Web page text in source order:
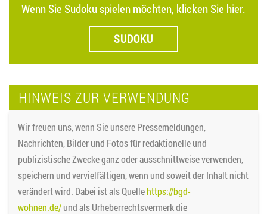
Wenn Sie Sudoku spielen möchten, klicken Sie hier.
SUDOKU
HINWEIS ZUR VERWENDUNG
Wir freuen uns, wenn Sie unsere Pressemeldungen,
Nachrichten, Bilder und Fotos für redaktionelle und
publizistische Zwecke ganz oder ausschnittweise verwenden,
speichern und vervielfältigen, wenn und soweit der Inhalt nicht
verändert wird. Dabei ist als Quellehttps://bgd-
wohnen.de/und als Urheberrechtsvermerk die